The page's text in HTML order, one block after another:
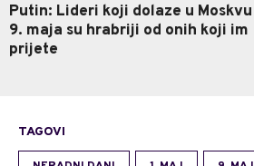
Putin: Lideri koji dolaze u Moskvu
9. maja su hrabriji od onih koji im
prijete
TAGOVI